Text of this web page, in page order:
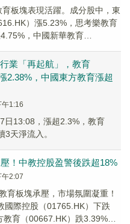
板塊表現活躍。成分股中，東
）漲5.23%，思考樂教育
4.75%，中國新華教育
業「再起航」，教育
2.38%，中國東方教育漲超
1:16
日13:08，漲超2.3%，教育
天淨流入。
！中教控股盈警後跌超18%
2:07
育板塊承壓，市場氛圍凝重！
國際控股（01765.HK）下跌
育（00667.HK）跌3.39%，